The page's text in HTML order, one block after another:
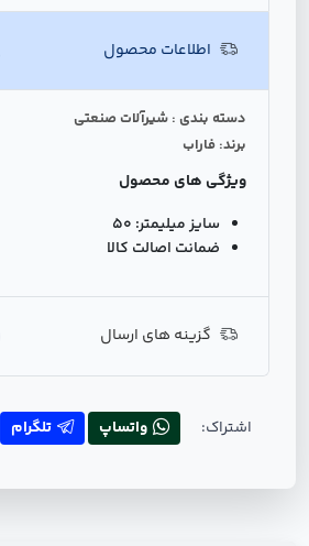
اطلاعات محصول
دسته بندی : شیرآلات صنعتی
برند: فاراب
ویژگی های محصول
سایز میلیمتر: 50
ضمانت اصالت کالا
گزینه های ارسال
اشتراک: واتساپ تلگرام